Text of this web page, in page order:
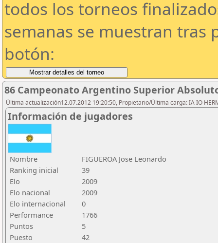
todos los torneos
semanas se muestran tras
botón:
86 Campeonato Argentino Superior
Última actualización12.07.2012 19:20:50, Propietario/Última carga: IA IO
Información de jugadores
Nombre
FIGUEROA Jose Leonardo
Ranking inicial
39
Elo
2009
Elo nacional
2009
Elo internacional
0
Performance
1766
Puntos
5
Puesto
42